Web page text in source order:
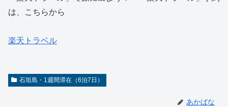
は、こちらから
楽天トラベル
石垣島・1週間滞在（6泊7日）
あかばな